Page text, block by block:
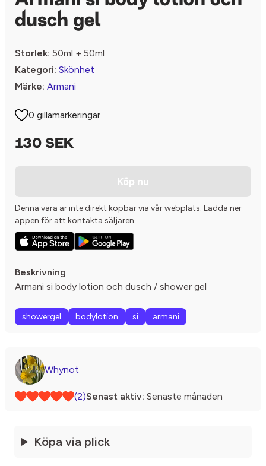
dusch gel
Storlek: 50ml + 50ml
Kategori: Skönhet
Märke: Armani
0 gillamarkeringar
130 SEK
Köp nu
Denna vara är inte direkt köpbar via vår webplats. Ladda ner
appen för att kontakta säljaren
Beskrivning
Armani si body lotion och dusch / shower gel
showergel bodylotion si armani
Whynot
(2)Senast aktiv: Senaste månaden
Köpa via plick